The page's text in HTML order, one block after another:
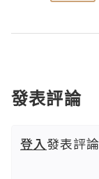
發表評論
登入發表評論